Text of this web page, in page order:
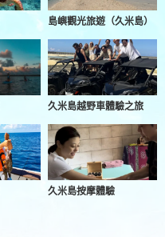
島嶼觀光旅遊（久米島）
久米島越野車體驗之旅
久米島按摩體驗